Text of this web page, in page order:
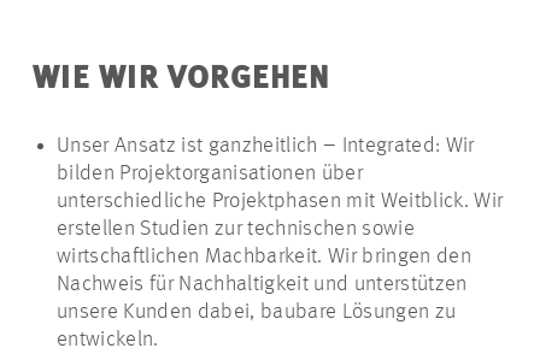
WIE WIR VORGEHEN
Unser Ansatz ist ganzheitlich – Integrated: Wir
bilden Projektorganisationen über
unterschiedliche Projektphasen mit Weitblick. Wir
erstellen Studien zur technischen sowie
wirtschaftlichen Machbarkeit. Wir bringen den
Nachweis für Nachhaltigkeit und unterstützen
unsere Kunden dabei, baubare Lösungen zu
entwickeln.